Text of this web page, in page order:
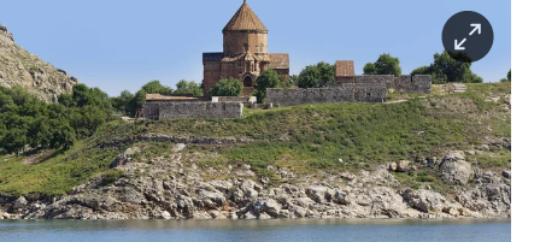
nord
wahrheit
verlag
verlag